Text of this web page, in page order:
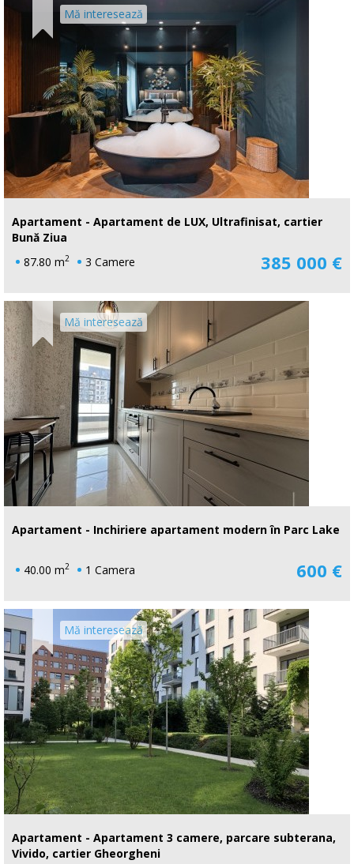
Mă interesează
Apartament - Apartament de LUX, Ultrafinisat, cartier
Bună Ziua
87.80 m2 3 Camere 385 000 €
Mă interesează
Apartament - Inchiriere apartament modern în Parc Lake
40.00 m2 1 Camera 600 €
Mă interesează
Apartament - Apartament 3 camere, parcare subterana,
Vivido, cartier Gheorgheni